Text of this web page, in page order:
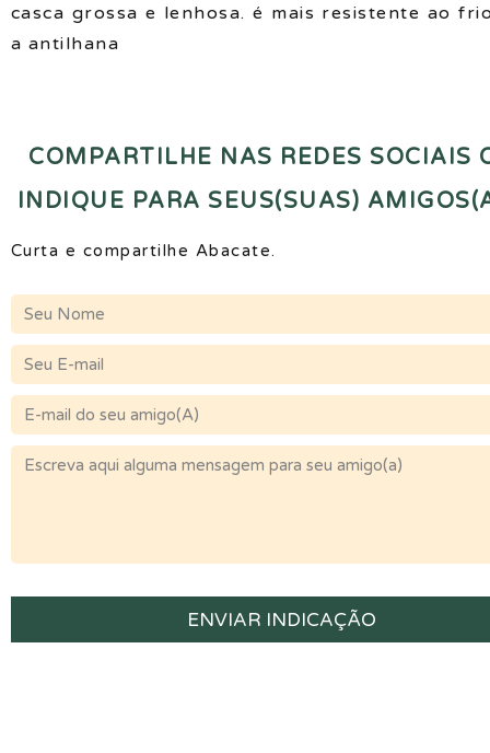
casca grossa e lenhosa. é mais resistente ao
a antilhana
COMPARTILHE NAS REDES SOCIAIS
INDIQUE PARA SEUS(SUAS)
Curta e compartilhe Abacate.